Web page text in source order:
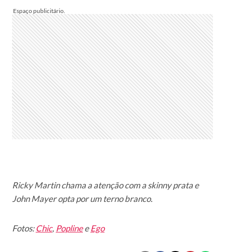
Ricky Martin chama a atenção com a skinny prata e
John Mayer opta por um terno branco.
Fotos:Chic, PoplineeEgo